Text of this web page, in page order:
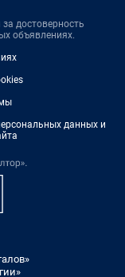
за достоверность
объявлениях.
данных и